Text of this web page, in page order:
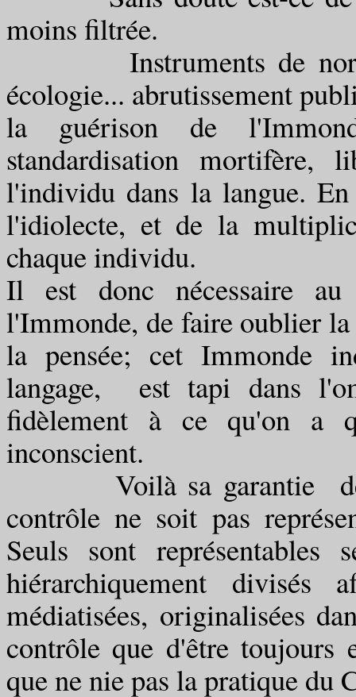
moins filtrée.
Instruments de
écologie... abrutissement
la guérison de
standardisation
l'individu dans la langue.
l'idiolecte, et de la
chaque individu.
Il est donc nécessaire
l'Immonde, de faire oublier
la pensée; cet Immonde
langage, est tapi dans
fidèlement à ce qu'on a
inconscient.
Voilà sa garantie de
contrôle ne soit pas
Seuls sont
hiérarchiquement divisés
médiatisées, originalisées
contrôle que d'être
que ne nie pas la pratique du